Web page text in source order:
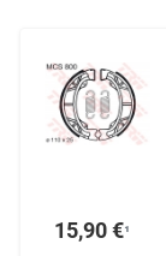
15,90 €¹